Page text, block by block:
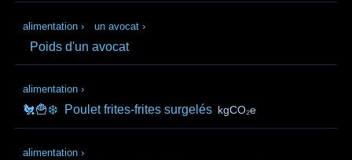
alimentation › un avocat ›
Poids d'un avocat
alimentation ›
🐔🍟❄️ Poulet frites-frites surgelés kgCO₂e
alimentation ›